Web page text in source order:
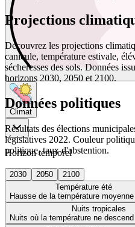
Climat
Horizon temporel
2030 2050
2100
Température été
Hausse de la température
Nuits tropicales
Nuits où la température ne
Projections
Découvrez les projections
canicule, température estivale,
sécheresses des sols. Données
horizons 2030, 2050 et 2100.
Données politiques
Résultats des élections
législatives 2022. Couleur
politique, taux d'abstention.